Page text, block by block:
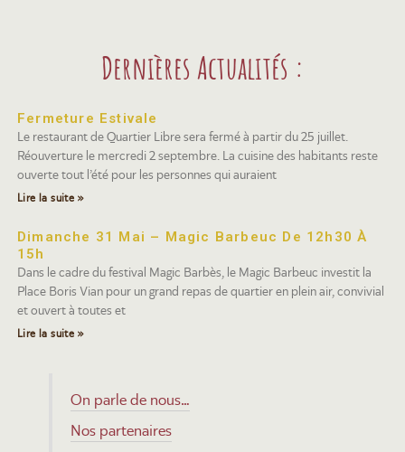
Dernières Actualités :
Fermeture Estivale
Le restaurant de Quartier Libre sera fermé à partir du 25 juillet.
Réouverture le mercredi 2 septembre. La cuisine des habitants reste
ouverte tout l’été pour les personnes qui auraient
Lire la suite »
Dimanche 31 Mai – Magic Barbeuc De 12h30 À
15h
Dans le cadre du festival Magic Barbès, le Magic Barbeuc investit la
Place Boris Vian pour un grand repas de quartier en plein air, convivial
et ouvert à toutes et
Lire la suite »
On parle de nous…
Nos partenaires